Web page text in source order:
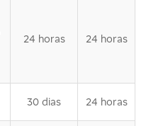
24 horas 24 horas
30 dias 24 horas